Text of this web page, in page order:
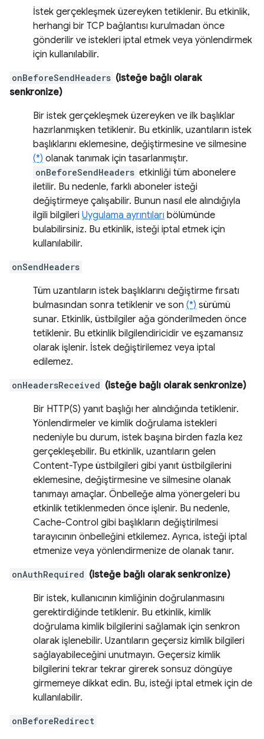
İstek gerçekleşmek üzereyken tetiklenir. Bu etkinlik,
herhangi bir TCP bağlantısı kurulmadan önce
gönderilir ve istekleri iptal etmek veya yönlendirmek
için kullanılabilir.
onBeforeSendHeaders (isteğe bağlı olarak
senkronize)
Bir istek gerçekleşmek üzereyken ve ilk başlıklar
hazırlanmışken tetiklenir. Bu etkinlik, uzantıların istek
başlıklarını eklemesine, değiştirmesine ve silmesine
(*) olanak tanımak için tasarlanmıştır.
onBeforeSendHeaders etkinliği tüm abonelere
iletilir. Bu nedenle, farklı aboneler isteği
değiştirmeye çalışabilir. Bunun nasıl ele alındığıyla
ilgili bilgileri Uygulama ayrıntıları bölümünde
bulabilirsiniz. Bu etkinlik, isteği iptal etmek için
kullanılabilir.
onSendHeaders
Tüm uzantıların istek başlıklarını değiştirme fırsatı
bulmasından sonra tetiklenir ve son (*) sürümü
sunar. Etkinlik, üstbilgiler ağa gönderilmeden önce
tetiklenir. Bu etkinlik bilgilendiricidir ve eşzamansız
olarak işlenir. İstek değiştirilemez veya iptal
edilemez.
onHeadersReceived (isteğe bağlı olarak senkronize)
Bir HTTP(S) yanıt başlığı her alındığında tetiklenir.
Yönlendirmeler ve kimlik doğrulama istekleri
nedeniyle bu durum, istek başına birden fazla kez
gerçekleşebilir. Bu etkinlik, uzantıların gelen
Content-Type üstbilgileri gibi yanıt üstbilgilerini
eklemesine, değiştirmesine ve silmesine olanak
tanımayı amaçlar. Önbelleğe alma yönergeleri bu
etkinlik tetiklenmeden önce işlenir. Bu nedenle,
Cache-Control gibi başlıkların değiştirilmesi
tarayıcının önbelleğini etkilemez. Ayrıca, isteği iptal
etmenize veya yönlendirmenize de olanak tanır.
onAuthRequired (isteğe bağlı olarak senkronize)
Bir istek, kullanıcının kimliğinin doğrulanmasını
gerektirdiğinde tetiklenir. Bu etkinlik, kimlik
doğrulama kimlik bilgilerini sağlamak için senkron
olarak işlenebilir. Uzantıların geçersiz kimlik bilgileri
sağlayabileceğini unutmayın. Geçersiz kimlik
bilgilerini tekrar tekrar girerek sonsuz döngüye
girmemeye dikkat edin. Bu, isteği iptal etmek için de
kullanılabilir.
onBeforeRedirect